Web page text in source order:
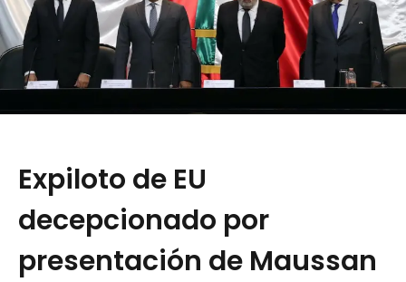
Expiloto de EU
decepcionado por
presentación de Maussan